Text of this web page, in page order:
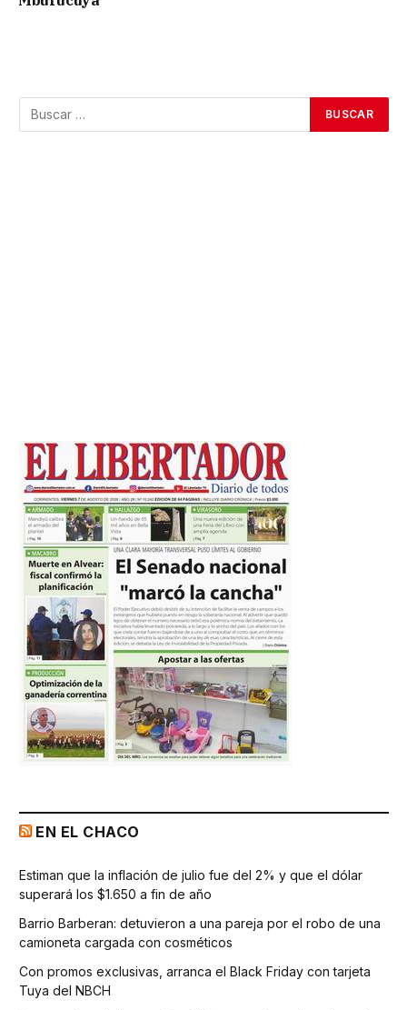
EN EL CHACO
Estiman que la inflación de julio fue del 2% y que el dólar
superará los $1.650 a fin de año
Barrio Barberan: detuvieron a una pareja por el robo de una
camioneta cargada con cosméticos
Con promos exclusivas, arranca el Black Friday con tarjeta
Tuya del NBCH